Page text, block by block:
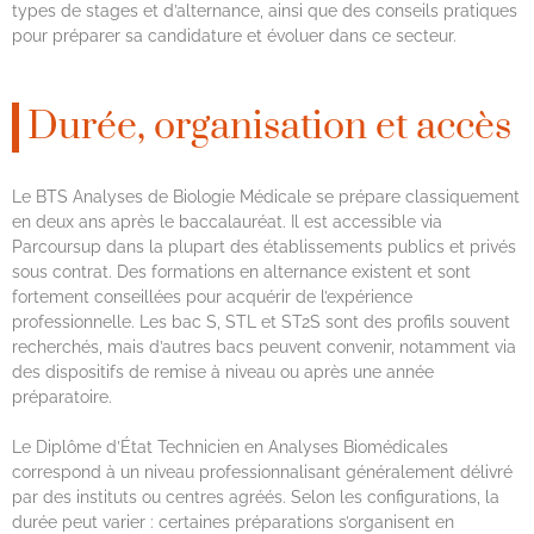
types de stages et d’alternance, ainsi que des conseils pratiques
pour préparer sa candidature et évoluer dans ce secteur.
Durée, organisation et accès
Le BTS Analyses de Biologie Médicale se prépare classiquement
en deux ans après le baccalauréat. Il est accessible via
Parcoursup dans la plupart des établissements publics et privés
sous contrat. Des formations en alternance existent et sont
fortement conseillées pour acquérir de l’expérience
professionnelle. Les bac S, STL et ST2S sont des profils souvent
recherchés, mais d’autres bacs peuvent convenir, notamment via
des dispositifs de remise à niveau ou après une année
préparatoire.
Le Diplôme d’État Technicien en Analyses Biomédicales
correspond à un niveau professionnalisant généralement délivré
par des instituts ou centres agréés. Selon les configurations, la
durée peut varier : certaines préparations s’organisent en